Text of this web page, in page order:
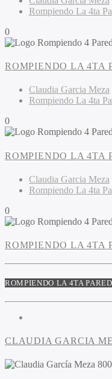
Rompiendo La 4ta
0
ROMPIENDO LA 4TA
Claudia Garcia Meza
Rompiendo La 4ta
0
ROMPIENDO LA 4TA
Claudia Garcia Meza
Rompiendo La 4ta
0
ROMPIENDO LA 4TA
ROMPIENDO LA 4TA
CLAUDIA GARCIA